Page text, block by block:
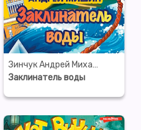
Зинчук Андрей Михайлович
Заклинатель воды